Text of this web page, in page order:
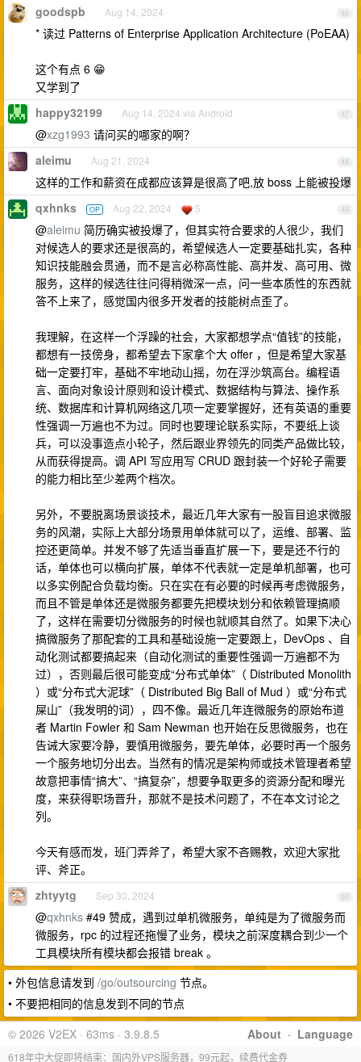
46
goodspb Aug 14, 2024
* 读过 Patterns of Enterprise Application Architecture (PoEAA)
这个有点 6 😁
又学到了
47
happy32199 Aug 14, 2024 via Android
@xzg1993 请问买的哪家的啊？
48
aleimu Aug 21, 2024
这样的工作和薪资在成都应该算是很高了吧,放 boss 上能被投爆
49
qxhnks OP Aug 22, 2024 5
@aleimu 简历确实被投爆了，但其实符合要求的人很少，我们
对候选人的要求还是很高的，希望候选人一定要基础扎实，各种
知识技能融会贯通，而不是言必称高性能、高并发、高可用、微
服务，这样的候选往往问得稍微深一点，问一些本质性的东西就
答不上来了，感觉国内很多开发者的技能树点歪了。
我理解，在这样一个浮躁的社会，大家都想学点“值钱”的技能，
都想有一技傍身，都希望去下家拿个大 offer ，但是希望大家基
础一定要打牢，基础不牢地动山摇，勿在浮沙筑高台。编程语
言、面向对象设计原则和设计模式、数据结构与算法、操作系
统、数据库和计算机网络这几项一定要掌握好，还有英语的重要
性强调一万遍也不为过。同时也要理论联系实际，不要纸上谈
兵，可以没事造点小轮子，然后跟业界领先的同类产品做比较，
从而获得提高。调 API 写应用写 CRUD 跟封装一个好轮子需要
的能力相比至少差两个档次。
另外，不要脱离场景谈技术，最近几年大家有一股盲目追求微服
务的风潮，实际上大部分场景用单体就可以了，运维、部署、监
控还更简单。并发不够了先适当垂直扩展一下，要是还不行的
话，单体也可以横向扩展，单体不代表就一定是单机部署，也可
以多实例配合负载均衡。只在实在有必要的时候再考虑微服务，
而且不管是单体还是微服务都要先把模块划分和依赖管理搞顺
了，这样在需要切分微服务的时候也就顺其自然了。如果下决心
搞微服务了那配套的工具和基础设施一定要跟上，DevOps 、自
动化测试都要搞起来（自动化测试的重要性强调一万遍都不为
过），否则最后很可能变成“分布式单体”（ Distributed Monolith
）或“分布式大泥球”（ Distributed Big Ball of Mud ）或“分布式
屎山”（我发明的词），四不像。最近几年连微服务的原始布道
者 Martin Fowler 和 Sam Newman 也开始在反思微服务，也在
告诫大家要冷静，要慎用微服务，要先单体，必要时再一个服务
一个服务地切分出去。当然有的情况是架构师或技术管理者希望
故意把事情“搞大”、“搞复杂”，想要争取更多的资源分配和曝光
度，来获得职场晋升，那就不是技术问题了，不在本文讨论之
列。
今天有感而发，班门弄斧了，希望大家不吝赐教，欢迎大家批
评、斧正。
50
zhtyytg Sep 30, 2024
@qxhnks #49 赞成，遇到过单机微服务，单纯是为了微服务而
微服务，rpc 的过程还拖慢了业务，模块之前深度耦合到少一个
工具模块所有模块都会报错 break 。
• 外包信息请发到 /go/outsourcing 节点。
• 不要把相同的信息发到不同的节点
About · Language
© 2026 V2EX · 63ms · 3.9.8.5
618年中大促即将结束：国内外VPS服务器，99元起，续费代金券